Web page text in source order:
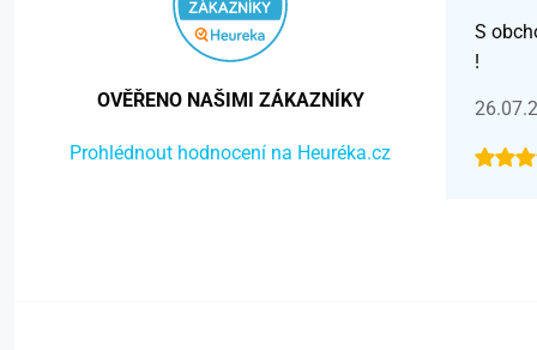
OVĚŘENO NAŠIMI ZÁKAZNÍKY
Prohlédnout hodnocení na Heuréka.cz
S
!